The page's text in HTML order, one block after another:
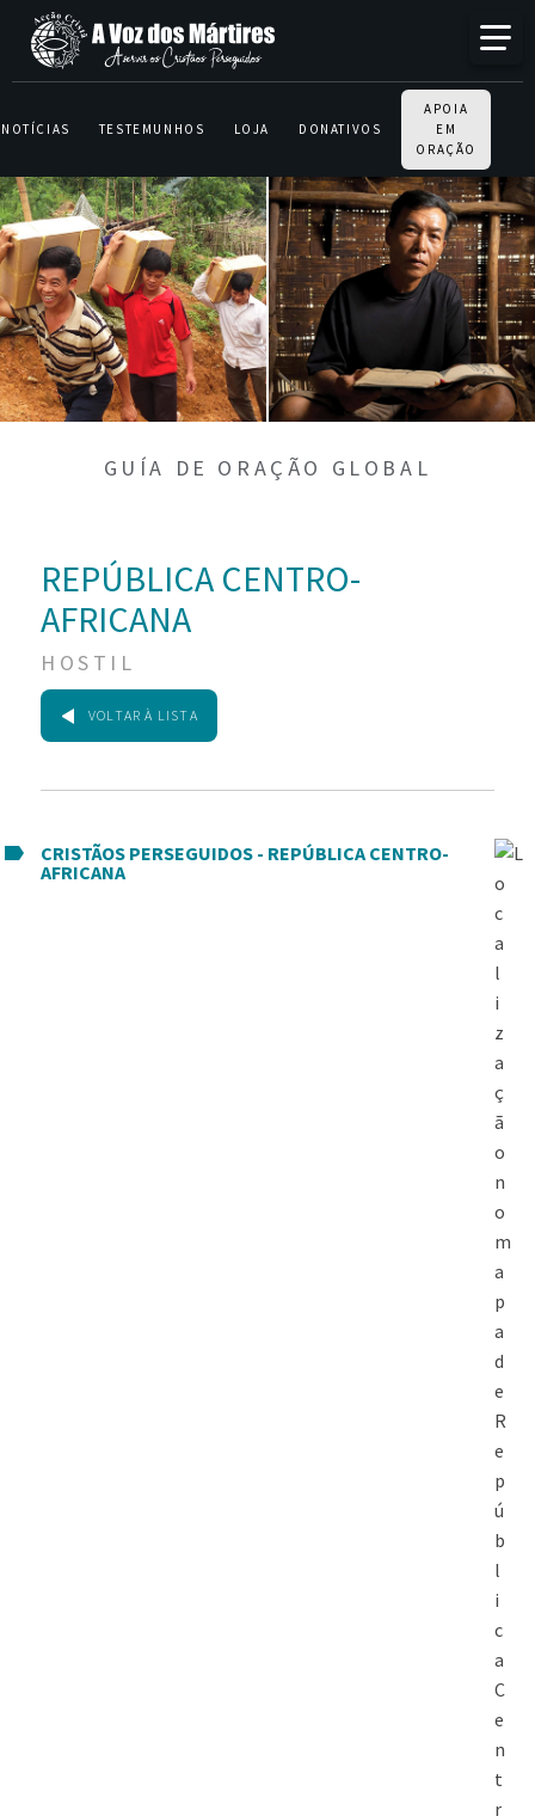
NOTÍCIAS TESTEMUNHOS LOJA DONATIVOS
APOIA
EM
ORAÇÃO
GUÍA DE ORAÇÃO GLOBAL
REPÚBLICA CENTRO-
AFRICANA
HOSTIL
VOLTAR À LISTA
CRISTÃOS PERSEGUIDOS - REPÚBLICA CENTRO-
AFRICANA